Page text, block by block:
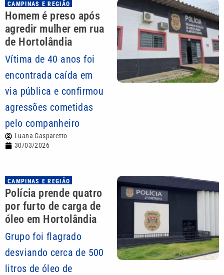
CAMPINAS E REGIÃO
Homem é preso após
agredir mulher em rua
de Hortolândia
Vítima de 40 anos foi
encontrada caída em
via pública e confirmou
agressões cometidas
pelo companheiro
Luana Gasparetto
30/03/2026
CAMPINAS E REGIÃO
Polícia prende quatro
por furto de carga de
óleo em Hortolândia
Grupo foi flagrado
desviando cerca de 500
litros de óleo de